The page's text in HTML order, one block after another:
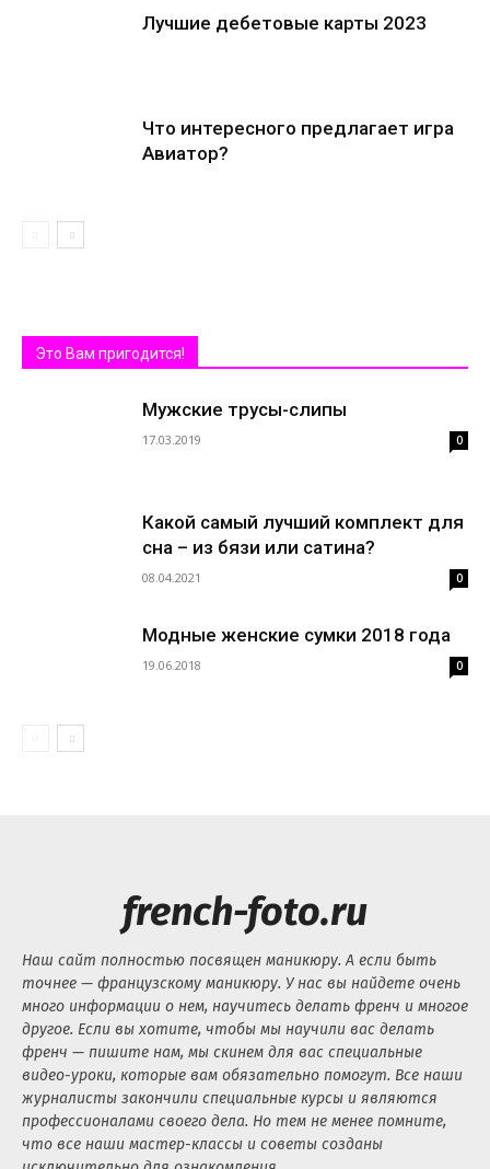
Лучшие дебетовые карты 2023
Что интересного предлагает игра
Авиатор?
Это Вам пригодится!
Мужские трусы-слипы
17.03.2019 0
Какой самый лучший комплект для
сна – из бязи или сатина?
08.04.2021 0
Модные женские сумки 2018 года
19.06.2018 0
french-foto.ru
Наш сайт полностью посвящен маникюру. А если быть
точнее — французскому маникюру. У нас вы найдете очень
много информации о нем, научитесь делать френч и многое
другое. Если вы хотите, чтобы мы научили вас делать
френч — пишите нам, мы скинем для вас специальные
видео-уроки, которые вам обязательно помогут. Все наши
журналисты закончили специальные курсы и являются
профессионалами своего дела. Но тем не менее помните,
что все наши мастер-классы и советы созданы